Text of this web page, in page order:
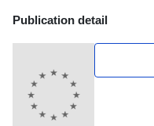
Publication
Publication detail